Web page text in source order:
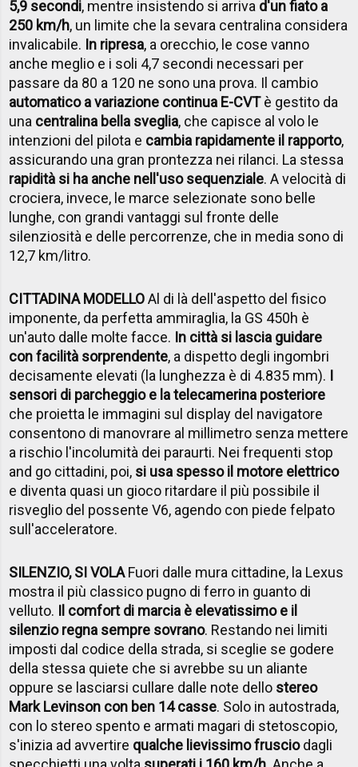
5,9 secondi, mentre insistendo si arriva d'un fiato a
250 km/h, un limite che la sevara centralina considera
invalicabile. In ripresa, a orecchio, le cose vanno
anche meglio e i soli 4,7 secondi necessari per
passare da 80 a 120 ne sono una prova. Il cambio
automatico a variazione continua E-CVTè gestito da
una centralina bella sveglia, che capisce al volo le
intenzioni del pilota e cambia rapidamente il rapporto,
assicurando una gran prontezza nei rilanci. La stessa
rapidità si ha anche nell'uso sequenziale. A velocità di
crociera, invece, le marce selezionate sono belle
lunghe, con grandi vantaggi sul fronte delle
silenziosità e delle percorrenze, che in media sono di
12,7 km/litro.
CITTADINA MODELLOAl di là dell'aspetto del fisico
imponente, da perfetta ammiraglia, la GS 450h è
un'auto dalle molte facce. In città si lascia guidare
con facilità sorprendente, a dispetto degli ingombri
decisamente elevati (la lunghezza è di 4.835 mm). I
sensori di parcheggio e la telecamerina posteriore
che proietta le immagini sul display del navigatore
consentono di manovrare al millimetro senza mettere
a rischio l'incolumità dei paraurti. Nei frequenti stop
and go cittadini, poi, si usa spesso il motore elettrico
e diventa quasi un gioco ritardare il più possibile il
risveglio del possente V6, agendo con piede felpato
sull'acceleratore.
SILENZIO, SI VOLAFuori dalle mura cittadine, la Lexus
mostra il più classico pugno di ferro in guanto di
velluto. Il comfort di marcia è elevatissimo e il
silenzio regna sempre sovrano. Restando nei limiti
imposti dal codice della strada, si sceglie se godere
della stessa quiete che si avrebbe su un aliante
oppure se lasciarsi cullare dalle note dello stereo
Mark Levinson con ben 14 casse. Solo in autostrada,
con lo stereo spento e armati magari di stetoscopio,
s'inizia ad avvertire qualche lievissimo frusciodagli